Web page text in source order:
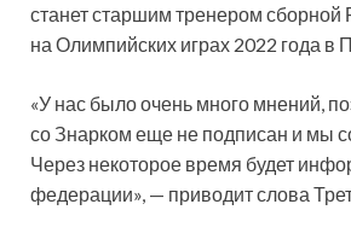
станет старшим тренером сборной
на Олимпийских играх 2022 года в
«У нас было очень много мнений,
со Знарком еще не подписан и мы
Через некоторое время будет
федерации», — приводит слова